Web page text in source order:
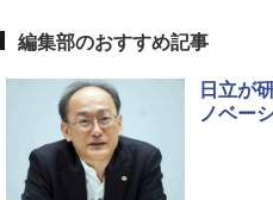
編集部のおすすめ記事
日立が
ノベー